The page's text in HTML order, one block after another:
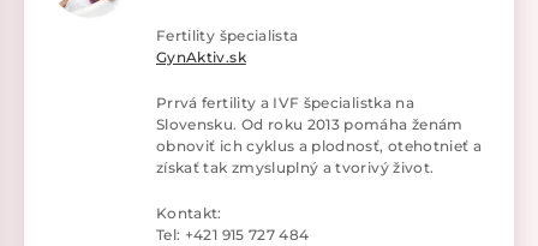
Fertility špecialista
GynAktiv.sk
Prrvá fertility a IVF špecialistka na
Slovensku. Od roku 2013 pomáha ženám
obnoviť ich cyklus a plodnosť, otehotnieť a
získať tak zmysluplný a tvorivý život.
Kontakt:
Tel: +421 915 727 484